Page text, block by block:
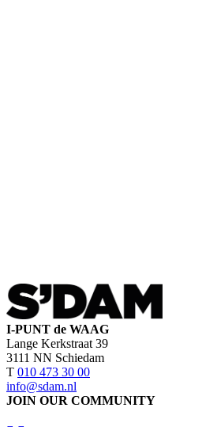
I-PUNT de WAAG
Lange Kerkstraat 39
3111 NN Schiedam
T 010 473 30 00
info@sdam.nl
JOIN OUR COMMUNITY